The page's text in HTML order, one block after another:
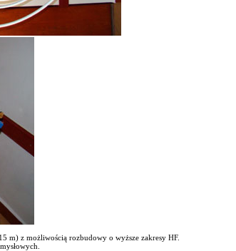
m) z możliwością rozbudowy o wyższe zakresy HF.